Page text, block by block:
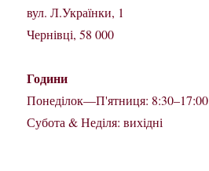
вул. Л.Українки, 1
Чернівці, 58 000
Години
Понеділок—П'ятниця: 8:30–17:00
Субота & Неділя: вихідні